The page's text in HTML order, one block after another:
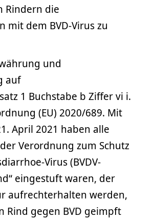
Rindern die
mit dem BVD-Virus zu
und
auf
1 Buchstabe b Ziffer vi i.
(EU) 2020/689. Mit
April 2021 haben alle
Verordnung zum Schutz
Virus (BVDV-
eingestuft waren, der
aufrechterhalten werden,
Rind gegen BVD geimpft